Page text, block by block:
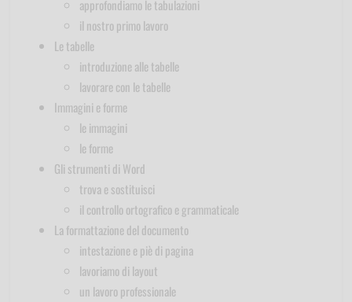
approfondiamo le tabulazioni
il nostro primo lavoro
Le tabelle
introduzione alle tabelle
lavorare con le tabelle
Immagini e forme
le immagini
le forme
Gli strumenti di Word
trova e sostituisci
il controllo ortografico e grammaticale
La formattazione del documento
intestazione e piè di pagina
lavoriamo di layout
un lavoro professionale